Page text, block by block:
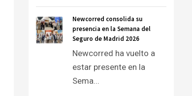
Newcorred consolida su
presencia en la Semana del
Seguro de Madrid 2026
Newcorred ha vuelto a
estar presente en la
Sema...